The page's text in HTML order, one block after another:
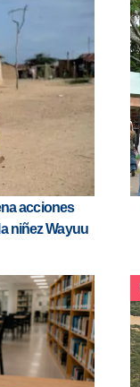
acciones
niñez Wayuu